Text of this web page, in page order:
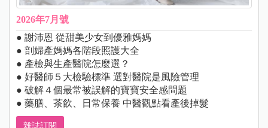
2026年7月號
● 謝沛恩 從甜美少女到優雅媽媽
● 剖婦產媽媽各階段照護大全
● 產檢與生產醫院怎麼選？
● 好醫師５大檢驗標準 選對醫院是風險管理
● 破解４個最常被誤解的寶寶安全感問題
● 藥膳、茶飲、日常保養 中醫觀點看產後掉髮
雜誌訂閱